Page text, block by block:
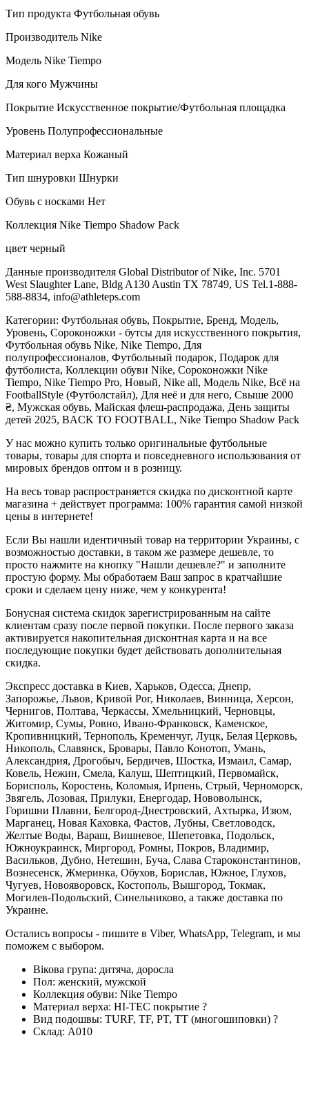
Тип продукта Футбольная обувь
Производитель Nike
Модель Nike Tiempo
Для кого Мужчины
Покрытие Искусственное покрытие/Футбольная площадка
Уровень Полупрофессиональные
Материал верха Кожаный
Тип шнуровки Шнурки
Обувь с носками Нет
Коллекция Nike Tiempo Shadow Pack
цвет черный
Данные производителя Global Distributor of Nike, Inc. 5701
West Slaughter Lane, Bldg A130 Austin TX 78749, US Tel.1-888-
588-8834, info@athleteps.com
Категории: Футбольная обувь, Покрытие, Бренд, Модель,
Уровень, Сороконожки - бутсы для искусственного покрытия,
Футбольная обувь Nike, Nike Tiempo, Для
полупрофессионалов, Футбольный подарок, Подарок для
футболиста, Коллекции обуви Nike, Сороконожки Nike
Tiempo, Nike Tiempo Pro, Новый, Nike all, Модель Nike, Всё на
FootballStyle (Футболстайл), Для неё и для него, Свыше 2000
₴, Мужская обувь, Майская флеш-распродажа, День защиты
детей 2025, BACK TO FOOTBALL, Nike Tiempo Shadow Pack
У нас можно купить только оригинальные футбольные
товары, товары для спорта и повседневного использования от
мировых брендов оптом и в розницу.
На весь товар распространяется скидка по дисконтной карте
магазина + действует программа: 100% гарантия самой низкой
цены в интернете!
Если Вы нашли идентичный товар на территории Украины, с
возможностью доставки, в таком же размере дешевле, то
просто нажмите на кнопку "Нашли дешевле?" и заполните
простую форму. Мы обработаем Ваш запрос в кратчайшие
сроки и сделаем цену ниже, чем у конкурента!
Бонусная система скидок зарегистрированным на сайте
клиентам сразу после первой покупки. После первого заказа
активируется накопительная дисконтная карта и на все
последующие покупки будет действовать дополнительная
скидка.
Экспресс доставка в Киев, Харьков, Одесса, Днепр,
Запорожье, Львов, Кривой Рог, Николаев, Винница, Херсон,
Чернигов, Полтава, Черкассы, Хмельницкий, Черновцы,
Житомир, Сумы, Ровно, Ивано-Франковск, Каменское,
Кропивницкий, Тернополь, Кременчуг, Луцк, Белая Церковь,
Никополь, Славянск, Бровары, Павло Конотоп, Умань,
Александрия, Дрогобыч, Бердичев, Шостка, Измаил, Самар,
Ковель, Нежин, Смела, Калуш, Шептицкий, Первомайск,
Борисполь, Коростень, Коломыя, Ирпень, Стрый, Черноморск,
Звягель, Лозовая, Прилуки, Енергодар, Нововолынск,
Горишни Плавни, Белгород-Днестровский, Ахтырка, Изюм,
Марганец, Новая Каховка, Фастов, Лубны, Светловодск,
Желтые Воды, Вараш, Вишневое, Шепетовка, Подольск,
Южноукраинск, Миргород, Ромны, Покров, Владимир,
Васильков, Дубно, Нетешин, Буча, Слава Староконстантинов,
Вознесенск, Жмеринка, Обухов, Борислав, Южное, Глухов,
Чугуев, Новояворовск, Костополь, Вышгород, Токмак,
Могилев-Подольский, Синельниково, а также доставка по
Украине.
Остались вопросы - пишите в Viber, WhatsApp, Telegram, и мы
поможем с выбором.
Вікова група: дитяча, доросла
Пол: женский, мужской
Коллекция обуви: Nike Tiempo
Материал верха: HI-TEC покрытие ?
Вид подошвы: TURF, TF, PT, TT (многошиповки) ?
Склад: А010